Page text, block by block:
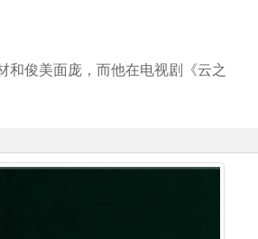
俊美面庞，而他在电视剧《云之